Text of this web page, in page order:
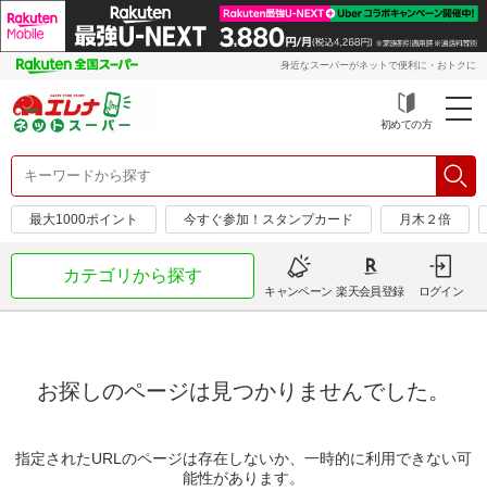
身近なスーパーがネットで便利に・おトクに
初めての方
最大1000ポイント 今すぐ参加！スタンプカード 月木２倍
カテゴリから探す
キャンペーン 楽天会員登録 ログイン
お探しのページは見つかりませんでした。
指定されたURLのページは存在しないか、一時的に利用できない可
能性があります。